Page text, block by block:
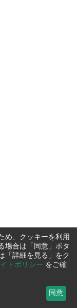
め、クッキーを利用
場合は「同意」ボタ
「詳細を見る」をク
トポリシー をご確
同意